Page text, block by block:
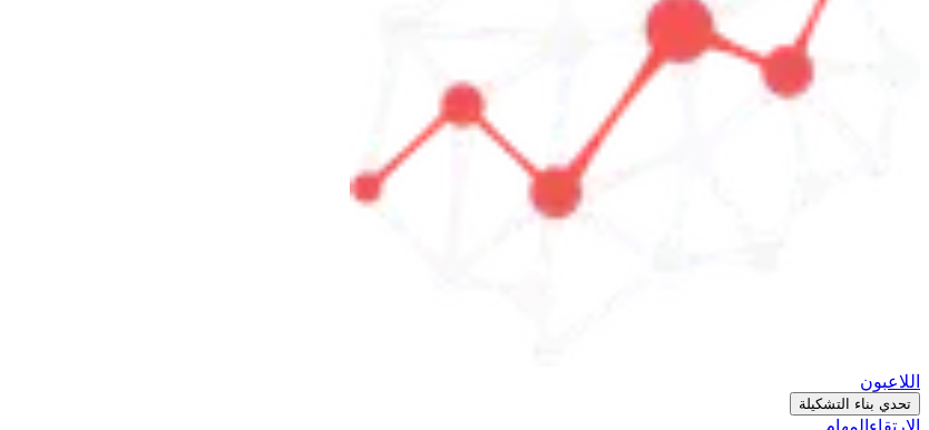
اللاعبون
تحدي بناء التشكيلة
الارتقاء المهام